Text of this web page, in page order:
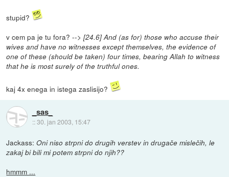
stupid?
v cem pa je tu fora? -->[24.6] And (as for) those who accuse their
wives and have no witnesses except themselves, the evidence of
one of these (should be taken) four times, bearing Allah to witness
that he is most surely of the truthful ones.
kaj 4x enega in istega zaslisijo?
_sas_
::30. jan 2003, 15:47
Jackass:Oni niso strpni do drugih verstev in drugače mislečih, le
zakaj bi bili mi potem strpni do njih??
hmmm ...